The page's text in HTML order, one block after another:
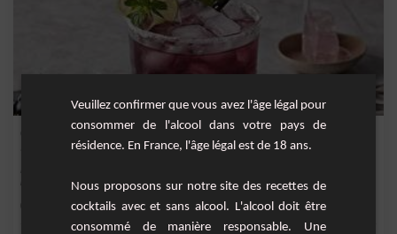
Cassisina Raffinée
richesse d...
Veuillez confirmer que vous avez l'âge légal pour
consommer de l'alcool dans votre pays de
résidence. En France, l'âge légal est de 18 ans.
Nous proposons sur notre site des recettes de
cocktails avec et sans alcool. L'alcool doit être
consommé de manière responsable. Une